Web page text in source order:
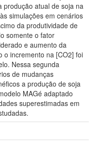
produção atual de soja na
simulações em cenários
da produtividade de
somente o fator
e aumento da
o incremento na [CO2] foi
Nessa segunda
de mudanças
a produção de soja
MAGé adaptado
superestimadas em